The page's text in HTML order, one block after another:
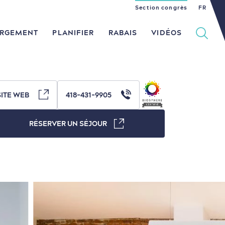
PLANIFIER RABAIS VIDÉOS
Histoire vivante
dans le Vieux-Québec
Section congrès
EN FR
ES
WEB 418-431-9905
RÉSERVER UN SÉJOUR